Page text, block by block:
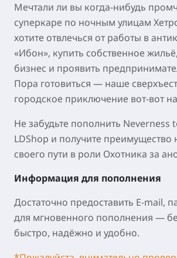
Мечтали ли вы когда-нибудь
суперкаре по ночным улицам
хотите отвлечься от работы в
«Ибон», купить собственное
бизнес и проявить
Пора готовиться — наше
городское приключение вот-вот
Не забудьте пополнить Neverness
LDShop и получите преимущество
своего пути в роли Охотника за
Информация для пополнения
Достаточно предоставить E-mail,
для мгновенного пополнения —
быстро, надёжно и удобно.